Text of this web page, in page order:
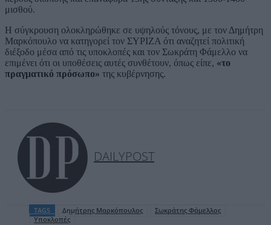
μισθού.
Η σύγκρουση ολοκληρώθηκε σε υψηλούς τόνους, με τον Δημήτρη
Μαρκόπουλο να κατηγορεί τον ΣΥΡΙΖΑ ότι αναζητεί πολιτική
διέξοδο μέσα από τις υποκλοπές και τον Σωκράτη Φάμελλο να
επιμένει ότι οι υποθέσεις αυτές συνθέτουν, όπως είπε, «το
πραγματικό πρόσωπο» της κυβέρνησης.
DAILYPOST
TAGS Δημήτρης Μαρκόπουλος
Σωκράτης Φάμελλος
Υποκλοπές